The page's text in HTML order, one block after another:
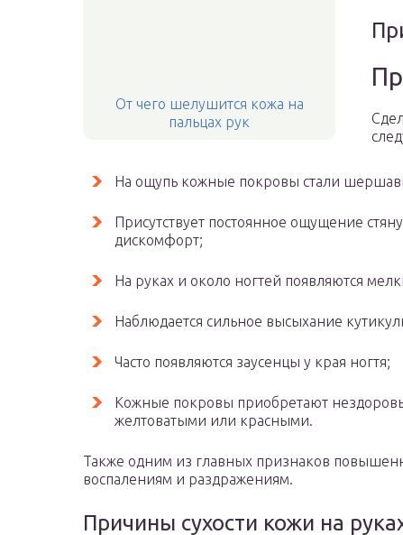
От чего шелушится кожа на
пальцах рук
На ощупь кожные покровы стали
Присутствует постоянное ощущение
дискомфорт;
На руках и около ногтей появляются
Наблюдается сильное высыхание
Часто появляются заусенцы у края ногтя;
Кожные покровы приобретают
желтоватыми или красными.
Также одним из главных признаков
воспалениям и раздражениям.
Причины сухости кожи на